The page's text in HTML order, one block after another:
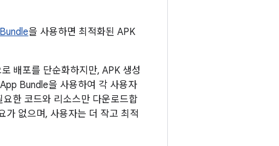
을 사용하면 최적화된 APK
배포를 단순화하지만, APK 생성
Bundle을 사용하여 각 사용자
한 코드와 리소스만 다운로드합
가 없으며, 사용자는 더 작고 최적